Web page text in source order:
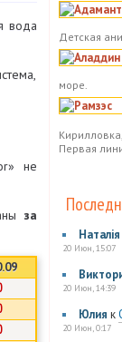
вода
не
за
Детская
море.
Первая
Наталія
20 Июн, 15:07
20 Июн, 14:39
Юлия к
20 Июн, 0:17